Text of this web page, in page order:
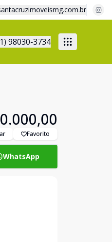
98030-3734
Favorito
WhatsApp